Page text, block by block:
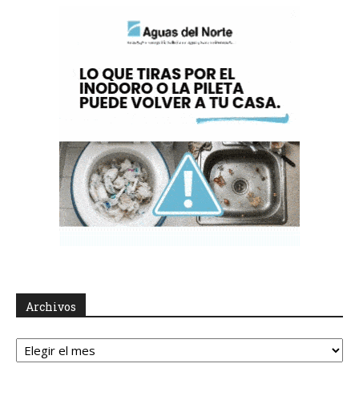
Archivos
Archivos